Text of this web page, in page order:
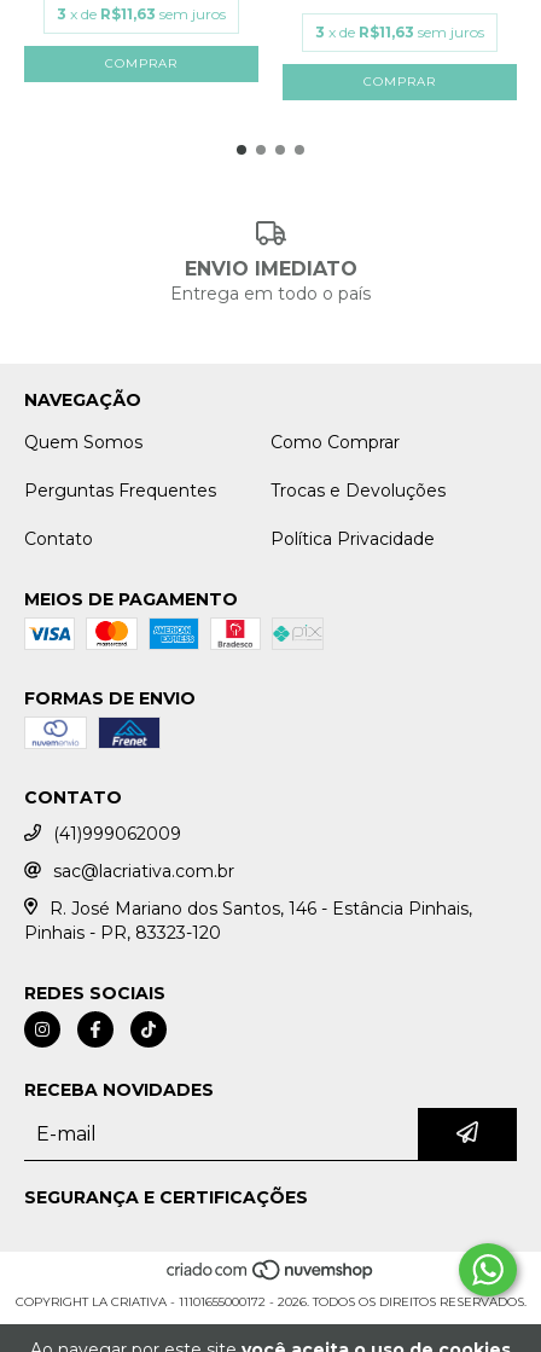
3 x de R$11,63 sem juros
3 x de R$11,63 sem juros
ENVIO IMEDIATO
Entrega em todo o país
NAVEGAÇÃO
Quem Somos
Como Comprar
Perguntas Frequentes Trocas e Devoluções
Contato Política Privacidade
MEIOS DE PAGAMENTO
FORMAS DE ENVIO
CONTATO
(41)999062009
sac@lacriativa.com.br
R. José Mariano dos Santos, 146 - Estância Pinhais,
Pinhais - PR, 83323-120
REDES SOCIAIS
RECEBA NOVIDADES
SEGURANÇA E CERTIFICAÇÕES
COPYRIGHT LA CRIATIVA - 11101655000172 - 2026. TODOS OS DIREITOS RESERVADOS.